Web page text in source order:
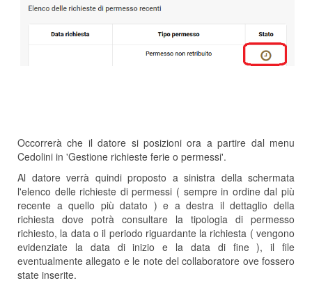
Occorrerà che il datore si posizioni ora a partire dal menu
Cedolini in 'Gestione richieste ferie o permessi'.
Al datore verrà quindi proposto a sinistra della schermata
l'elenco delle richieste di permessi ( sempre in ordine dal più
recente a quello più datato ) e a destra il dettaglio della
richiesta dove potrà consultare la tipologia di permesso
richiesto, la data o il periodo riguardante la richiesta ( vengono
evidenziate la data di inizio e la data di fine ), il file
eventualmente allegato e le note del collaboratore ove fossero
state inserite.